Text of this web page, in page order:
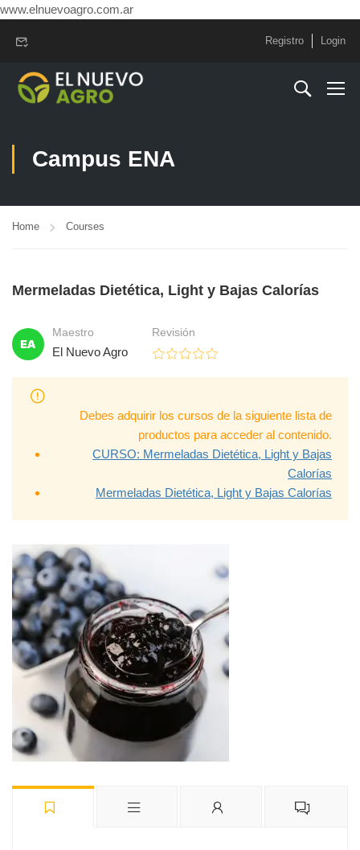
www.elnuevoagro.com.ar
Registro Login
Campus ENA
Home Courses
Mermeladas Dietética, Light y Bajas Calorías
Maestro
El Nuevo Agro
Revisión
Debes adquirir los cursos de la siguiente lista de
productos para acceder al contenido.
CURSO: Mermeladas Dietética, Light y Bajas
Calorías
Mermeladas Dietética, Light y Bajas Calorías